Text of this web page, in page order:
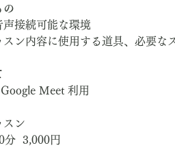
の
接続可能な環境
ン内容に使用する道具、必要な
Meet 利用
ン
3,000円